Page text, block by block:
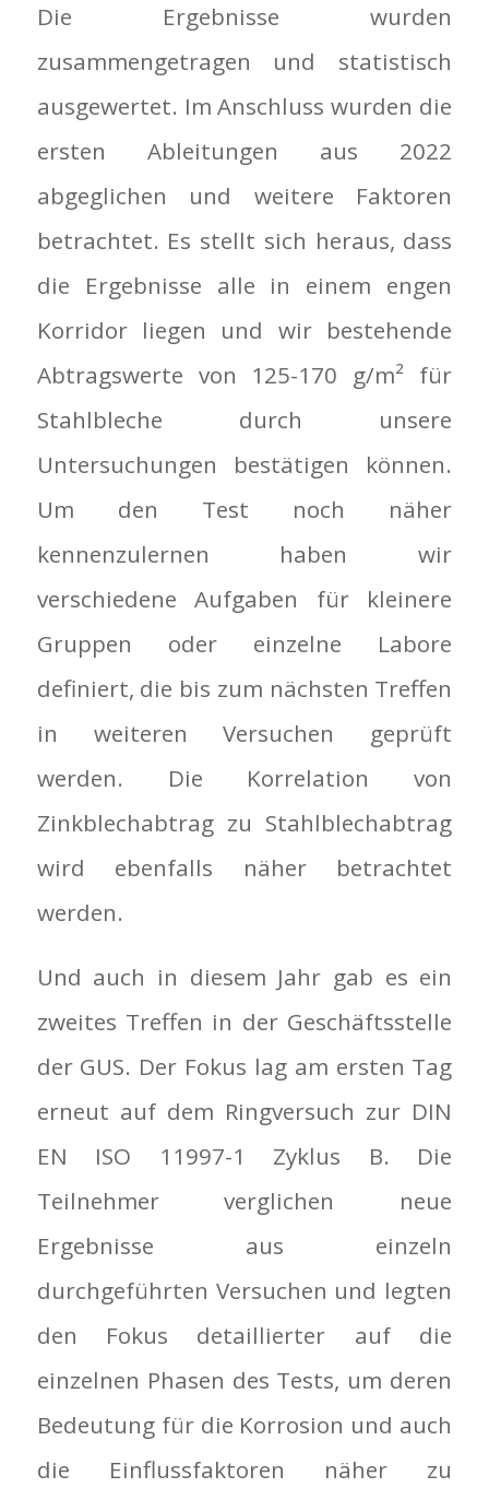
Die Ergebnisse wurden
zusammengetragen und statistisch
ausgewertet. Im Anschluss wurden die
ersten Ableitungen aus 2022
abgeglichen und weitere Faktoren
betrachtet. Es stellt sich heraus, dass
die Ergebnisse alle in einem engen
Korridor liegen und wir bestehende
Abtragswerte von 125-170 g/m² für
Stahlbleche durch unsere
Untersuchungen bestätigen können.
Um den Test noch näher
kennenzulernen haben wir
verschiedene Aufgaben für kleinere
Gruppen oder einzelne Labore
definiert, die bis zum nächsten Treffen
in weiteren Versuchen geprüft
werden. Die Korrelation von
Zinkblechabtrag zu Stahlblechabtrag
wird ebenfalls näher betrachtet
werden.
Und auch in diesem Jahr gab es ein
zweites Treffen in der Geschäftsstelle
der GUS. Der Fokus lag am ersten Tag
erneut auf dem Ringversuch zur DIN
EN ISO 11997-1 Zyklus B. Die
Teilnehmer verglichen neue
Ergebnisse aus einzeln
durchgeführten Versuchen und legten
den Fokus detaillierter auf die
einzelnen Phasen des Tests, um deren
Bedeutung für die Korrosion und auch
die Einflussfaktoren näher zu